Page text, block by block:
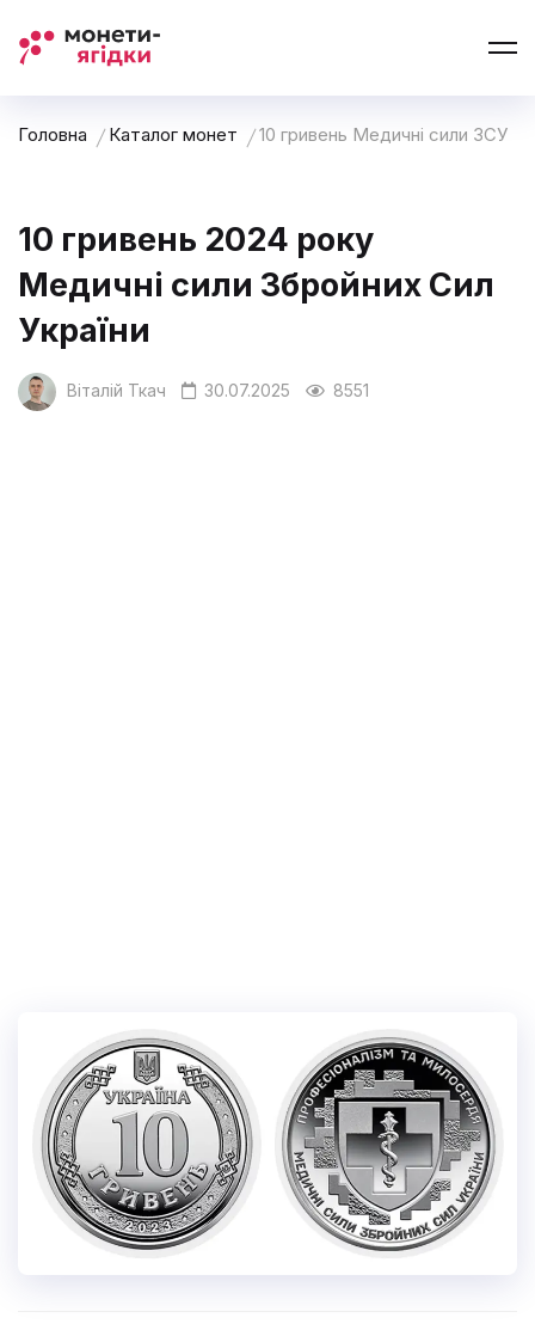
Головна Каталог монет 10 гривень Медичні сили ЗСУ
10 гривень 2024 року
Медичні сили Збройних Сил
України
Віталій Ткач 30.07.2025 8551